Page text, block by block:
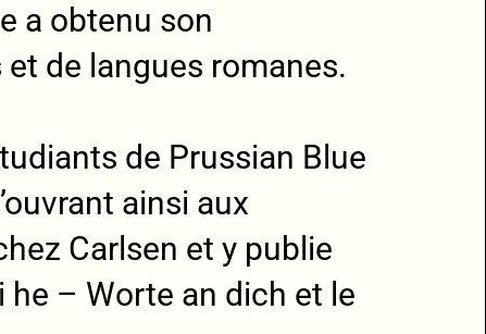
a obtenu son
de langues romanes.
de Prussian Blue
ainsi aux
Carlsen et y publie
he – Worte an dich et le